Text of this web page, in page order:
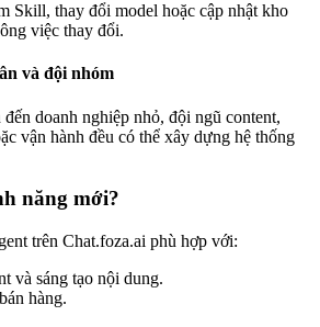
Skill, thay đổi model hoặc cập nhật kho
việc thay đổi.
và đội nhóm
doanh nghiệp nhỏ, đội ngũ content,
vận hành đều có thể xây dựng hệ thống
năng mới?
trên Chat.foza.ai phù hợp với:
và sáng tạo nội dung.
hàng.